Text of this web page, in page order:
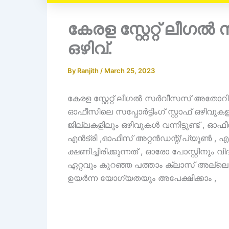
കേരള സ്റ്റേറ്റ്
ഒഴിവ്.
By Ranjith / March 25, 2023
കേരള സ്റ്റേറ്റ് ലീഗൽ സർവീസസ്
ഓഫീസിലെ സപ്പോർട്ടിംഗ് സ്റ്റാഫ്
ജില്ലകളിലും ഒഴിവുകൾ വന്നിട്ടുണ്ട് ,
എൻട്രി ,ഓഫീസ് അറ്റൻഡന്റ്/പ്യൂൺ ,
ക്ഷണിച്ചിരിക്കുന്നത് , ഓരോ
ഏറ്റവും കുറഞ്ഞ പത്താം ക്ലാസ്
ഉയർന്ന യോഗ്യതയും അപേക്ഷിക്കാം ,